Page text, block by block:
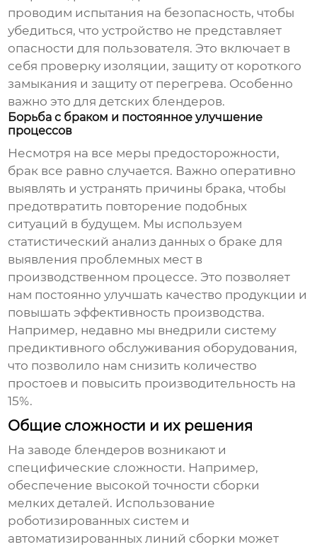
проводим испытания на безопасность, чтобы
убедиться, что устройство не представляет
опасности для пользователя. Это включает в
себя проверку изоляции, защиту от короткого
замыкания и защиту от перегрева. Особенно
важно это для детских блендеров.
Борьба с браком и постоянное улучшение
процессов
Несмотря на все меры предосторожности,
брак все равно случается. Важно оперативно
выявлять и устранять причины брака, чтобы
предотвратить повторение подобных
ситуаций в будущем. Мы используем
статистический анализ данных о браке для
выявления проблемных мест в
производственном процессе. Это позволяет
нам постоянно улучшать качество продукции и
повышать эффективность производства.
Например, недавно мы внедрили систему
предиктивного обслуживания оборудования,
что позволило нам снизить количество
простоев и повысить производительность на
15%.
Общие сложности и их решения
Назаводе блендеров возникают и
специфические сложности. Например,
обеспечение высокой точности сборки
мелких деталей. Использование
роботизированных систем и
автоматизированных линий сборки может